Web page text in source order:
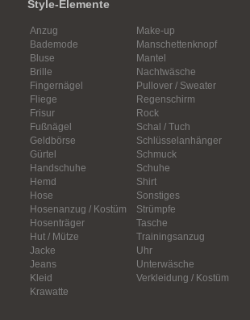
Style-Elemente
Anzug
Bademode
Bluse
Brille
Fingernägel
Fliege
Frisur
Fußnägel
Geldbörse
Gürtel
Handschuhe
Hemd
Hose
Hosenanzug / Kostüm
Hosenträger
Hut / Mütze
Jacke
Jeans
Kleid
Krawatte
Make-up
Manschettenknopf
Mantel
Nachtwäsche
Pullover / Sweater
Regenschirm
Rock
Schal / Tuch
Schlüsselanhänger
Schmuck
Schuhe
Shirt
Sonstiges
Strümpfe
Tasche
Trainingsanzug
Uhr
Unterwäsche
Verkleidung / Kostüm